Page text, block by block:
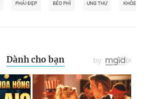
PHÁI ĐẸP BÉO PHÌ UNG THƯ KHỎE